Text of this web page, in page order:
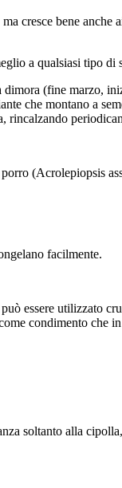
cresce bene
a qualsiasi tipo di
(fine marzo,
che montano a
rincalzando
(Acrolepiopsis
facilmente.
essere utilizzato
condimento che
soltanto alla